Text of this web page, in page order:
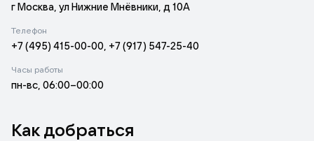
метро «Терехово».
городской застройки, а интерьер объединяет
общественное пространство со стремительностью
Интерьерные акценты — элегантная лестница, световое
оформление, повторяющее траекторию скользящей
г Москва, ул Нижние Мнёвники, д 10А
Телефон
+7 (495) 415-00-00, +7 (917) 547-25-40
Часы работы
пн-вс, 06:00–00:00
Как добраться